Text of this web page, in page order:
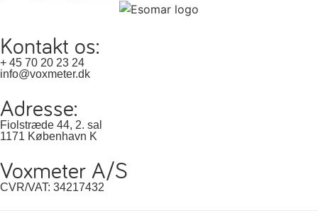
Kontakt os:
+ 45 70 20 23 24
info@voxmeter.dk
Adresse:
Fiolstræde 44, 2. sal
1171 København K
Voxmeter A/S
CVR/VAT: 34217432